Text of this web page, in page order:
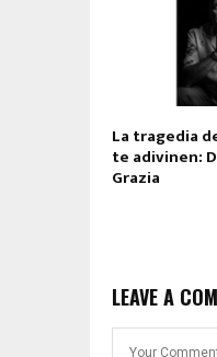
La tragedia
te adivinen:
Grazia
LEAVE A